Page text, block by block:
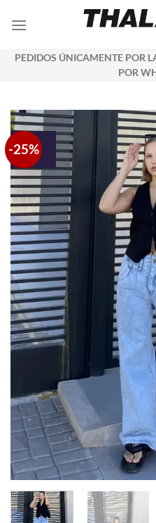
PEDIDOS ÚNICAMENTE POR
POR
-25%